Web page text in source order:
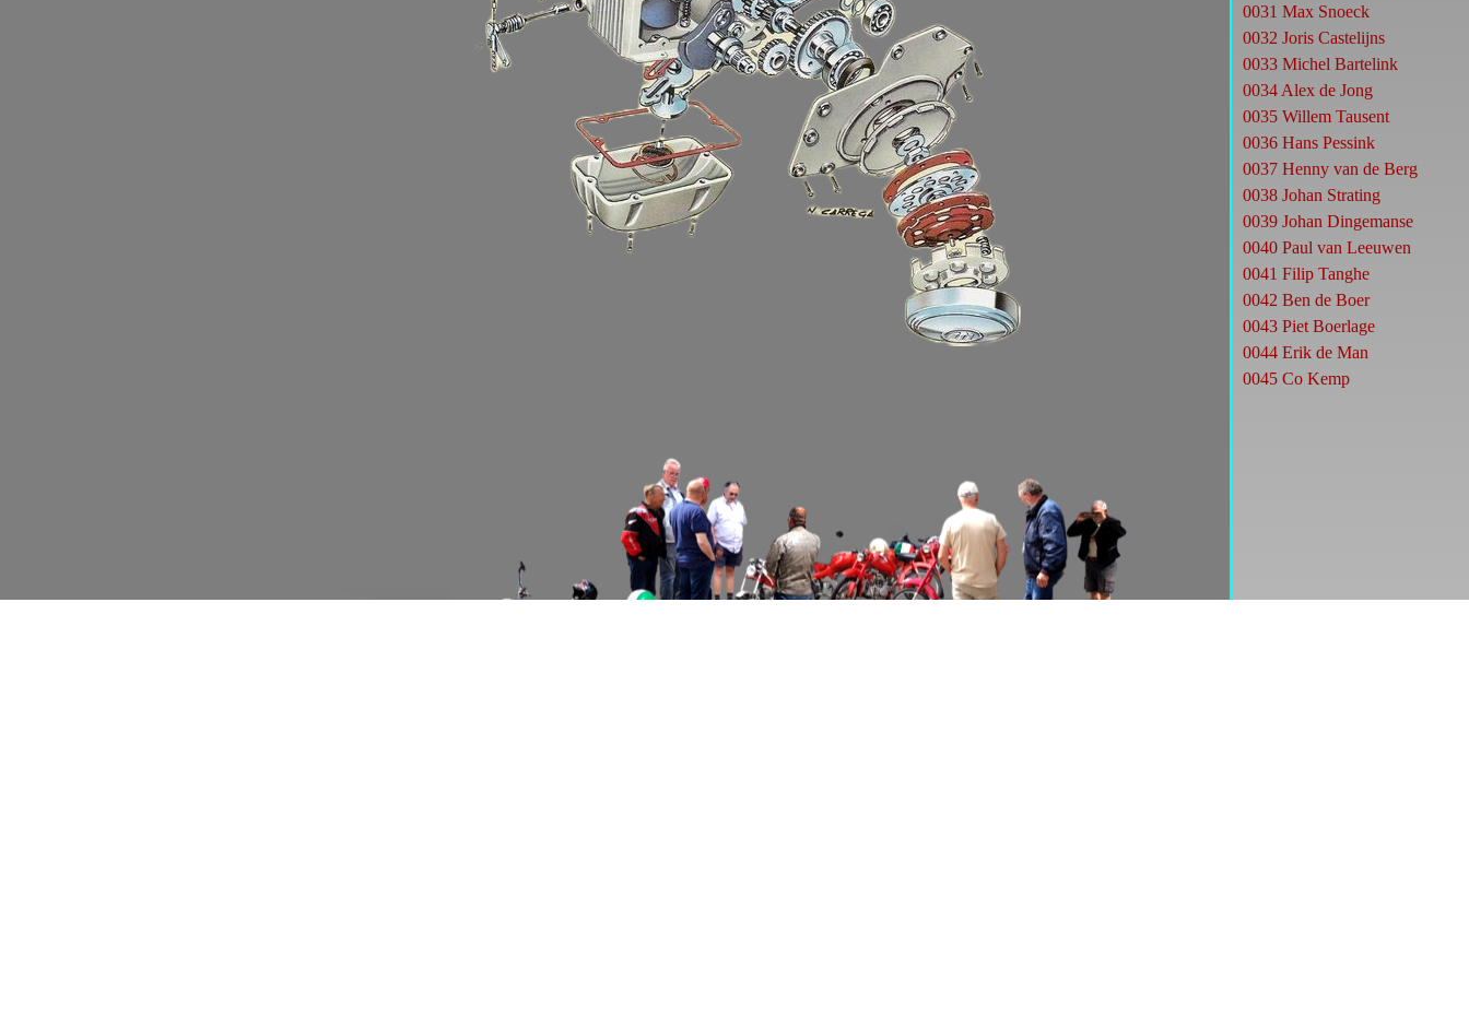
0031 Max Snoeck
0032 Joris Castelijns
0033 Michel Bartelink
0034 Alex de Jong
0035 Willem Tausent
0036 Hans Pessink
0037 Henny van de Berg
0038 Johan Strating
0039 Johan Dingemanse
0040 Paul van Leeuwen
0041 Filip Tanghe
0042 Ben de Boer
0043 Piet Boerlage
0044 Erik de Man
0045 Co Kemp